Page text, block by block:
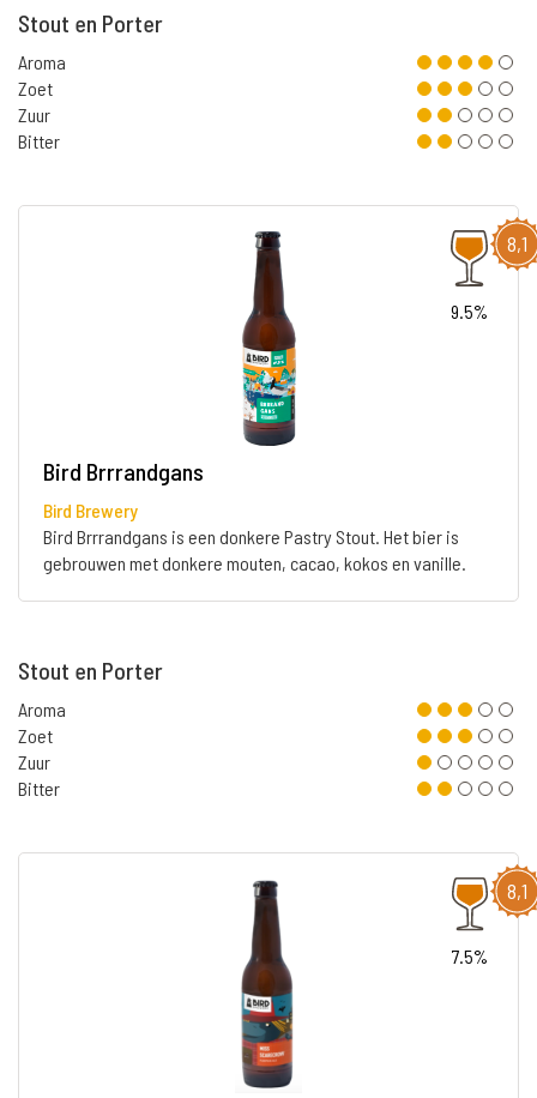
Stout en Porter
Aroma
Zoet
Zuur
Bitter
8,1
9.5%
Bird Brrrandgans
Bird Brewery
Bird Brrrandgans is een donkere Pastry Stout. Het bier is
gebrouwen met donkere mouten, cacao, kokos en vanille.
Stout en Porter
Aroma
Zoet
Zuur
Bitter
8,1
7.5%